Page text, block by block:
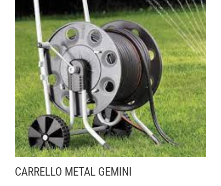
CARRELLO METAL GEMINI